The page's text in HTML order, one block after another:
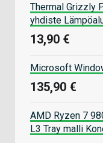
Thermal Grizzly
yhdiste
13,90 €
Microsoft
135,90 €
AMD Ryzen 7
L3 Tray malli